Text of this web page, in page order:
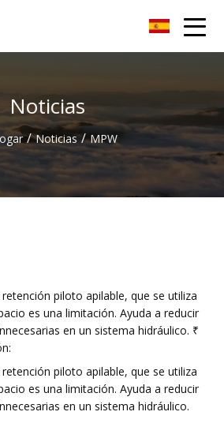
Noticias
/ Noticias / MPW
piloto apilable, que se utiliza
es una limitación. Ayuda a reducir
en un sistema hidráulico. ₹
retención piloto apilable, que se utiliza
es una limitación. Ayuda a reducir
en un sistema hidráulico.